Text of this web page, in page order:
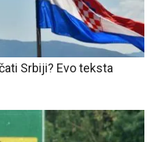
Srbiji? Evo teksta